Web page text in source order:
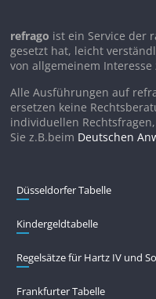
refrago ist ein Service der
gesetzt hat, leicht
von allgemeinem Interesse
Alle Ausführungen auf
ersetzen keine
individuellen
Sie z.B.beim Deutschen
Düsseldorfer Tabelle
Kindergeldtabelle
Regelsätze für Hartz IV und
Frankfurter Tabelle